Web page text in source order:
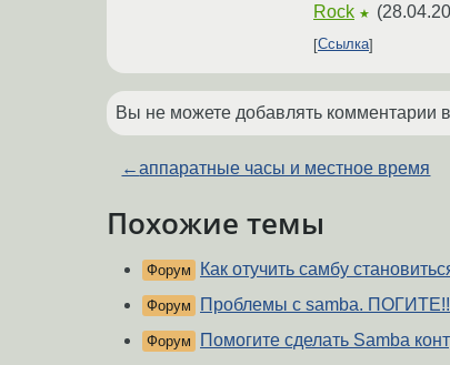
Rock ★ (
Ссылка
Вы не можете добавлять комментарии
←аппаратные часы и местное время
Похожие темы
Форум Как отучить самбу
Форум Проблемы с samba.
Форум Помогите сделать Samba